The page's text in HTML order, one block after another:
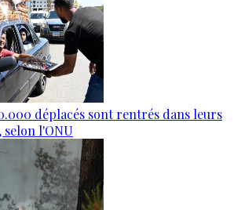
déplacés sont rentrés dans leurs
l'ONU